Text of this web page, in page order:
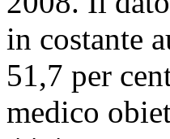
in costante
51,7 per
medico